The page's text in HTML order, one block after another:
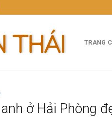
TRANG
ở Hải Phòng